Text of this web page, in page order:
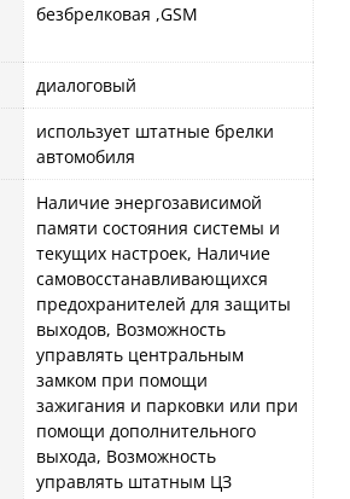
безбрелковая ,GSM
диалоговый
использует штатные брелки
автомобиля
Наличие энергозависимой
памяти состояния системы и
текущих настроек, Наличие
самовосстанавливающихся
предохранителей для защиты
выходов, Возможность
управлять центральным
замком при помощи
зажигания и парковки или при
помощи дополнительного
выхода, Возможность
управлять штатным ЦЗ